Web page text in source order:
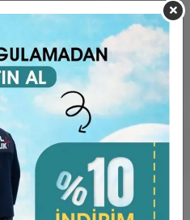
İade ve Değişim
ve Teslimat